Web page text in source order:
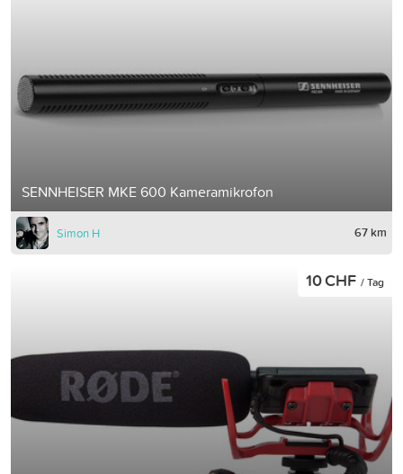
SENNHEISER MKE 600 Kameramikrofon
Simon H 67 km
10 CHF / Tag